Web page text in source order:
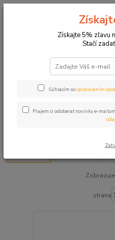
Detské
strana
Získajte 5% zľavu
Stačí
Súhlasím sospracovaním
Prajem si odoberať novinky e-